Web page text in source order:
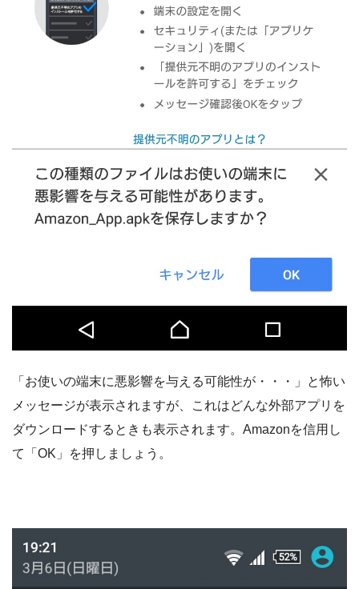
「お使いの端末に悪影響を与える可能性が・・・」と怖い
メッセージが表示されますが、これはどんな外部アプリを
ダウンロードするときも表示されます。Amazonを信用し
て「OK」を押しましょう。